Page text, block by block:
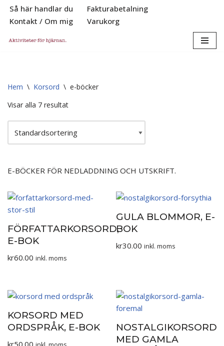
Hoppa
till
Så här handlar du
Fakturabetalning
Kontakt / Om mig
Varukorg
Hem \ Korsord \ e-böcker
Visar alla 7 resultat
E-BÖCKER FÖR NEDLADDNING OCH UTSKRIFT.
FÖRFATTARKORSORD,
E-BOK
kr60.00 inkl. moms
GULA BLOMMOR, E-
BOK
kr30.00 inkl. moms
KORSORD MED
ORDSPRÅK, E-BOK
NOSTALGIKORSORD
MED GAMLA